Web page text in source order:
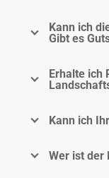
Kann ich
Gibt es
Erhalte ich
Kann ich
Wer ist der